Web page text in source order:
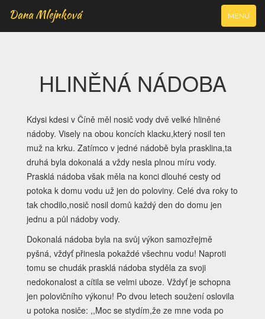
VYJÍŽDĚCÍ
NAVIGACE
MENU
Dana Mlejnková
HLINĚNÁ NÁDOBA
Kdysi kdesi v Číně měl nosič vody dvě velké hliněné
nádoby. Visely na obou koncích klacku,který nosil ten
muž na krku. Zatímco v jedné nádobě byla prasklina,ta
druhá byla dokonalá a vždy nesla plnou míru vody.
Prasklá nádoba však měla na konci dlouhé cesty od
potoka k domu vodu už jen do poloviny. Celé dva roky to
tak chodilo,nosič nosil domů každý den do domu jen
jednu a půl nádoby vody.
Dokonalá nádoba byla na svůj výkon samozřejmě
pyšná, vždyť přinesla pokaždé všechnu vodu! Naproti
tomu se chudák prasklá nádoba styděla za svoji
nedokonalost a cítila se velmi uboze. Vždyť je schopna
jen polovičního výkonu! Po dvou letech soužení oslovila
u potoka nosiče: ,,Moc se stydím,že ze mne voda po